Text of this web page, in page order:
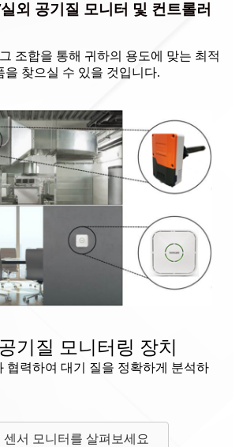
외 공기질 모니터 및 컨트롤러
조합을 통해 귀하의 용도에 맞는 최적
을 찾으실 수 있을 것입니다.
기질 모니터링 장치
협력하여 대기 질을 정확하게 분석하
센서 모니터를 살펴보세요